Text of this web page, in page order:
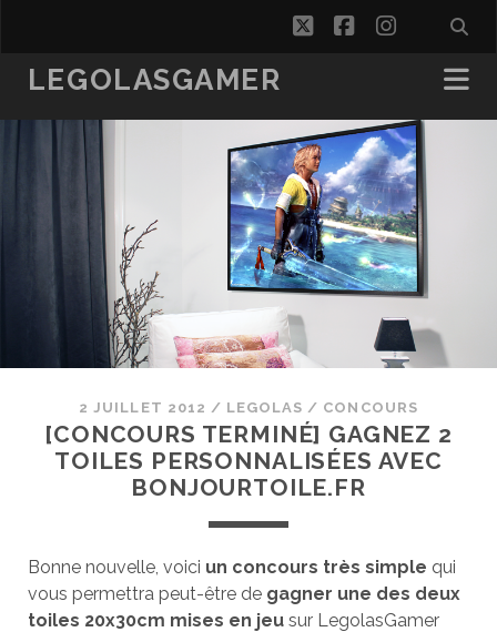
twitterfacebook
LEGOLASGAMER
2 JUILLET 2012 / LEGOLAS / CONCOURS
[CONCOURS TERMINÉ] GAGNEZ 2
TOILES PERSONNALISÉES AVEC
BONJOURTOILE.FR
Bonne nouvelle, voici un concours très simple qui
vous permettra peut-être de gagner une des deux
toiles 20x30cm mises en jeusur LegolasGamer